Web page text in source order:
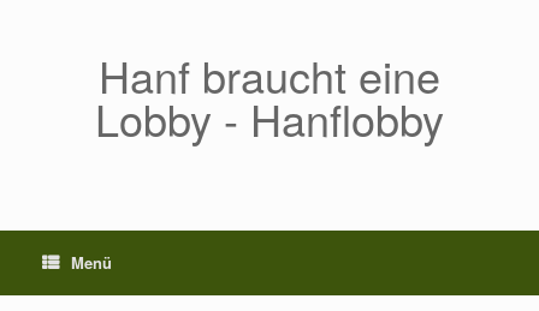
Hanf braucht eine
Lobby - Hanflobby
Menü